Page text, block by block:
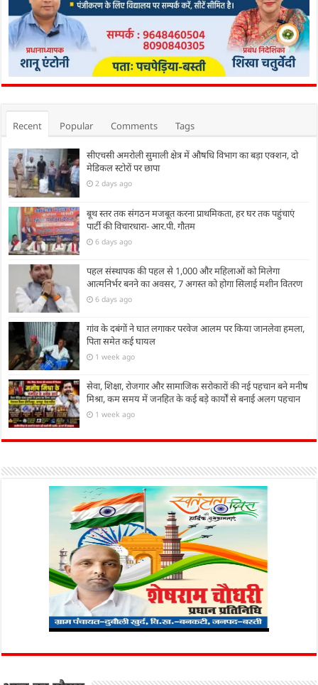
Recent Popular Comments Tags
सीएचसी अमरोली सुमाली क्षेत्र में औषधि विभाग का बड़ा एक्शन, दो
मेडिकल स्टोरों पर छापा
2 days ago
बूथ स्तर तक संगठन मजबूत करना प्राथमिकता, हर घर तक पहुंचाएं
पार्टी की विचारधारा- आर.पी. गौतम
6 days ago
पहल संस्थापक की पहल से 1,000 और महिलाओं को मिलेगा
आत्मनिर्भर बनने का अवसर, 7 अगस्त को होगा सिलाई मशीन वितरण
6 days ago
गांव के दबंगों ने घात लगाकर परवेज आलम पर किया जानलेवा हमला,
पिता समेत कई घायल
1 week ago
सेवा, शिक्षा, रोजगार और सामाजिक सरोकारों की नई पहचान बने मनीष
मिश्रा, कम समय में जनहित के कई बड़े कार्यों से बनाई अलग पहचान
1 week ago